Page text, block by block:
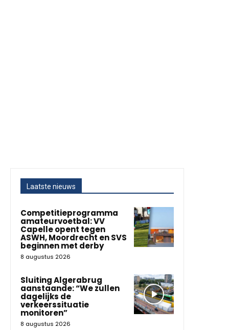
Laatste nieuws
Competitieprogramma
amateurvoetbal: VV
Capelle opent tegen
ASWH, Moordrecht en SVS
beginnen met derby
8 augustus 2026
Sluiting Algerabrug
aanstaande: “We zullen
dagelijks de
verkeerssituatie
monitoren”
8 augustus 2026